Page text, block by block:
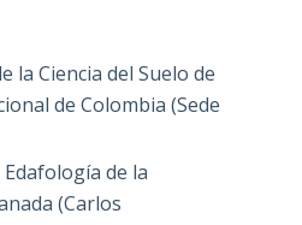
la Ciencia del Suelo de
de Colombia (Sede
de la
(Carlos